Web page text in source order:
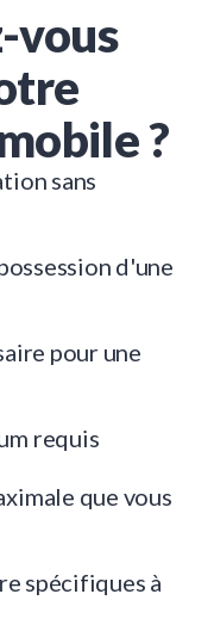
vous
?
sans
d'une
pour une
requis
que vous
spécifiques à